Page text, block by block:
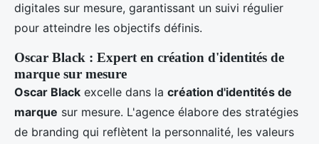
digitales sur mesure, garantissant un suivi régulier
pour atteindre les objectifs définis.
Oscar Black : Expert en création d'identités de
marque sur mesure
Oscar Black excelle dans la création d'identités de
marque sur mesure. L'agence élabore des stratégies
de branding qui reflètent la personnalité, les valeurs